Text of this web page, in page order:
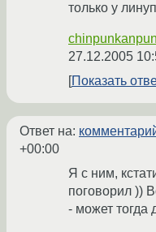
только у
chinpunkanpun
27.12.2005
Показать
Ответ на:
+00:00
Я с ним,
поговорил ))
- может тогда